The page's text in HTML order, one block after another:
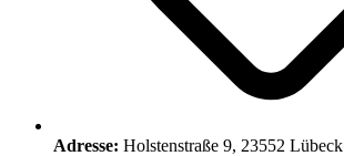
Adresse: Holstenstraße 9, 23552 Lübeck